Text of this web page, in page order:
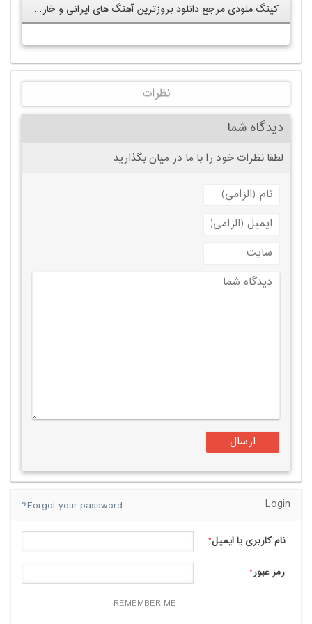
کینگ ملودی مرجع دانلود بروزترین آهنگ های ایرانی و خارجی
نظرات
دیدگاه شما
لطفا نظرات خود را با ما در میان بگذارید
Login
Forgot your password?
نام کاربری یا ایمیل*
رمز عبور*
REMEMBER ME